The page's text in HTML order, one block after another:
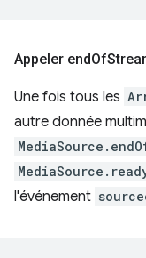
Appeler endOf
Une fois tous les
autre donnée
l'événement